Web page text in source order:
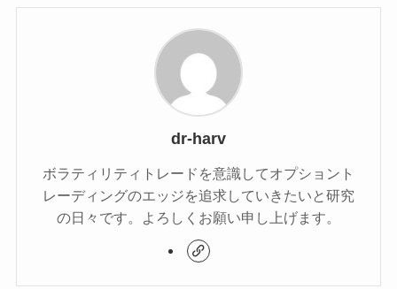
dr-harv
ボラティリティトレードを意識してオプショント
レーディングのエッジを追求していきたいと研究
の日々です。よろしくお願い申し上げます。